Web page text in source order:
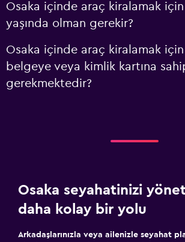
Osaka içinde araç kiralamak
yaşında olman gerekir?
Osaka içinde araç kiralamak
belgeye veya kimlik kartına
gerekmektedir?
Osaka seyahatinizi
daha kolay bir yolu
Arkadaşlarınızla veya ailenizle seyahat